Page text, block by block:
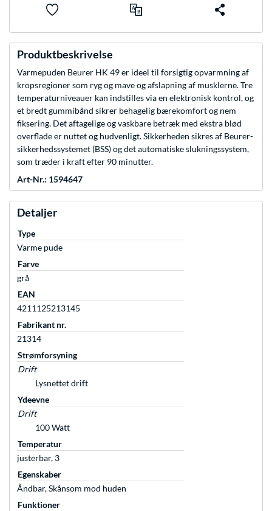
Produktbeskrivelse
Varmepuden Beurer HK 49 er ideel til forsigtig opvarmning af
kropsregioner som ryg og mave og afslapning af musklerne. Tre
temperaturniveauer kan indstilles via en elektronisk kontrol, og
et bredt gummibånd sikrer behagelig bærekomfort og nem
fiksering. Det aftagelige og vaskbare betræk med ekstra blød
overflade er nuttet og hudvenligt. Sikkerheden sikres af Beurer-
sikkerhedssystemet (BSS) og det automatiske slukningssystem,
som træder i kraft efter 90 minutter.
Art-Nr.: 1594647
Detaljer
Type
Varme pude
Farve
grå
EAN
4211125213145
Fabrikant nr.
21314
Strømforsyning
Drift
Lysnettet drift
Ydeevne
Drift
100 Watt
Temperatur
justerbar, 3
Egenskaber
Åndbar, Skånsom mod huden
Funktioner